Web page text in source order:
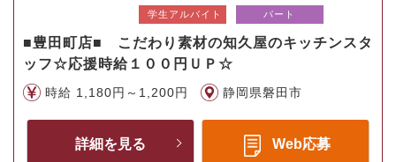
学生アルバイト パート
■豊田町店■ こだわり素材の知久屋のキッチンスタ
ッフ☆応援時給１００円ＵＰ☆
時給 1,180円～1,200円 静岡県磐田市
詳細を見る Web応募